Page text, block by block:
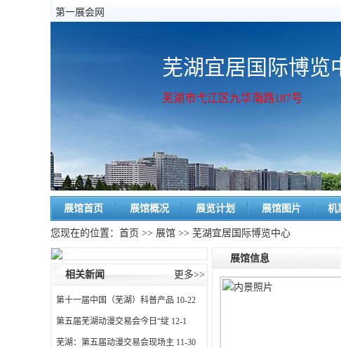
第一展会网
芜湖宜居国际博览
芜湖市弋江区九华南路187号
展馆首页 展馆概况 展览计划 展馆图片 机
您现在的位置： 首页 >> 展馆 >> 芜湖宜居国际博览中心
更多>>
相关新闻
第十一届中国（芜湖）科普产品 10-22
第五届芜湖动漫交易会今日“绽 12-1
芜湖：第五届动漫交易会现场主 11-30
展馆信息